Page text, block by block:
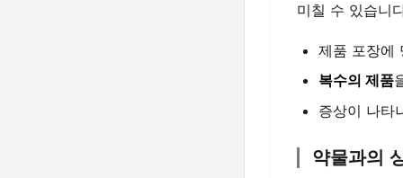
미칠 수 있습니
제품 포장에
복수의 제품
증상이 나타
약물과의